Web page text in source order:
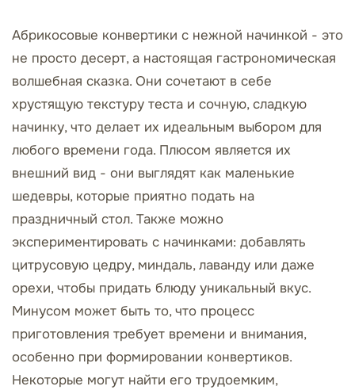
Абрикосовые конвертики с нежной начинкой - это
не просто десерт, а настоящая гастрономическая
волшебная сказка. Они сочетают в себе
хрустящую текстуру теста и сочную, сладкую
начинку, что делает их идеальным выбором для
любого времени года. Плюсом является их
внешний вид - они выглядят как маленькие
шедевры, которые приятно подать на
праздничный стол. Также можно
экспериментировать с начинками: добавлять
цитрусовую цедру, миндаль, лаванду или даже
орехи, чтобы придать блюду уникальный вкус.
Минусом может быть то, что процесс
приготовления требует времени и внимания,
особенно при формировании конвертиков.
Некоторые могут найти его трудоемким,